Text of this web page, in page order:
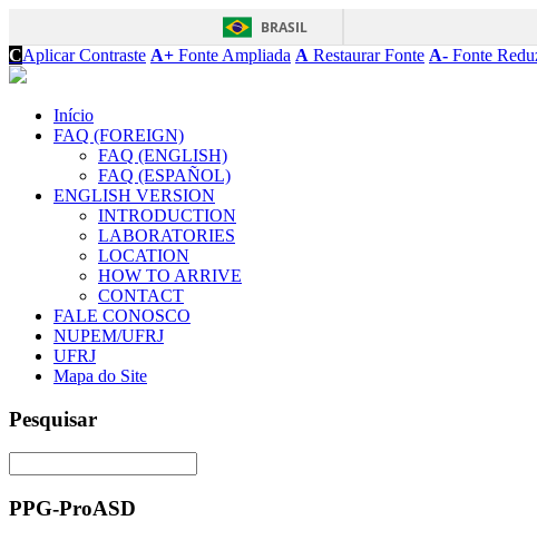
BRASIL
CAplicar Contraste A+ Fonte Ampliada A Restaurar Fonte A- Fonte
Início
FAQ (FOREIGN)
FAQ (ENGLISH)
FAQ (ESPAÑOL)
ENGLISH VERSION
INTRODUCTION
LABORATORIES
LOCATION
HOW TO ARRIVE
CONTACT
FALE CONOSCO
NUPEM/UFRJ
UFRJ
Mapa do Site
Pesquisar
PPG-ProASD